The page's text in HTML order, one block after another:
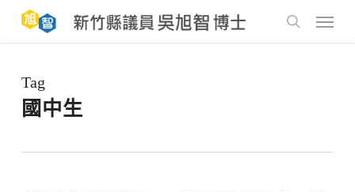
main
Menu
Tag
國中生